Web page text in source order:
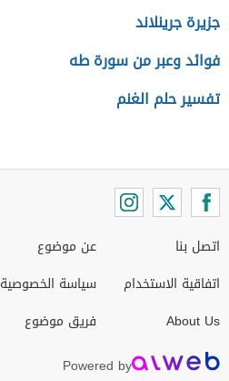
جزيرة جرينلاند
فوائد وعبر من سورة طه
تفسير حلم الغنم
اتصل بنا
اتفاقية الاستخدام
About Us
عن موضوع
سياسة الخصوصية
فريق موضوع
Powered by